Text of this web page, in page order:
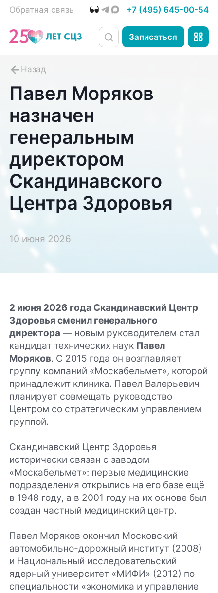
Обратная связь +7 (495) 645-00-54
Записаться
Павел Моряков
назначен
генеральным
директором
Скандинавского
Центра Здоровья
10 июня 2026
2 июня 2026 года Скандинавский Центр
Здоровья сменил генерального
директора — новым руководителем стал
кандидат технических наук Павел
Моряков. С 2015 года он возглавляет
группу компаний «Москабельмет», которой
принадлежит клиника. Павел Валерьевич
планирует совмещать руководство
Центром со стратегическим управлением
группой.
Скандинавский Центр Здоровья
исторически связан с заводом
«Москабельмет»: первые медицинские
подразделения открылись на его базе ещё
в 1948 году, а в 2001 году на их основе был
создан частный медицинский центр.
Павел Моряков окончил Московский
автомобильно-дорожный институт (2008)
и Национальный исследовательский
ядерный университет «МИФИ» (2012) по
специальности «экономика и управление